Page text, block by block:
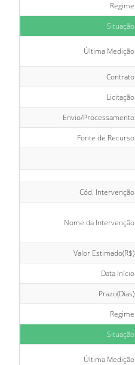
Regime
Situação
Última Medição
Contrato
Licitação
Envio/Processamento
Fonte de Recurso
Cód. Intervenção
Nome da Intervenção
Valor Estimado(R$)
Data Início
Prazo(Dias)
Regime
Situação
Última Medição